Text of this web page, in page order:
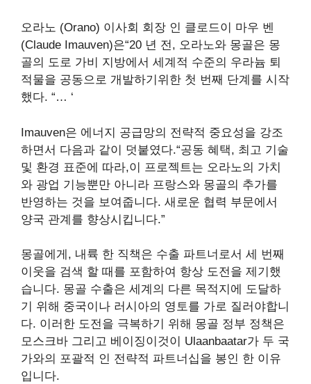
오라노 (Orano) 이사회 회장 인 클로드이 마우 벤
(Claude Imauven)은“20 년 전, 오라노와 몽골은 몽
골의 도로 가비 지방에서 세계적 수준의 우라늄 퇴
적물을 공동으로 개발하기위한 첫 번째 단계를 시작
했다. “… ‘
Imauven은 에너지 공급망의 전략적 중요성을 강조
하면서 다음과 같이 덧붙였다.“공동 혜택, 최고 기술
및 환경 표준에 따라,이 프로젝트는 오라노의 가치
와 광업 기능뿐만 아니라 프랑스와 몽골의 추가를
반영하는 것을 보여줍니다. 새로운 협력 부문에서
양국 관계를 향상시킵니다.”
몽골에게, 내륙 한 직책은 수출 파트너로서 세 번째
이웃을 검색 할 때를 포함하여 항상 도전을 제기했
습니다. 몽골 수출은 세계의 다른 목적지에 도달하
기 위해 중국이나 러시아의 영토를 가로 질러야합니
다. 이러한 도전을 극복하기 위해 몽골 정부 정책은
모스크바 그리고 베이징이것이 Ulaanbaatar가 두 국
가와의 포괄적 인 전략적 파트너십을 봉인 한 이유
입니다.